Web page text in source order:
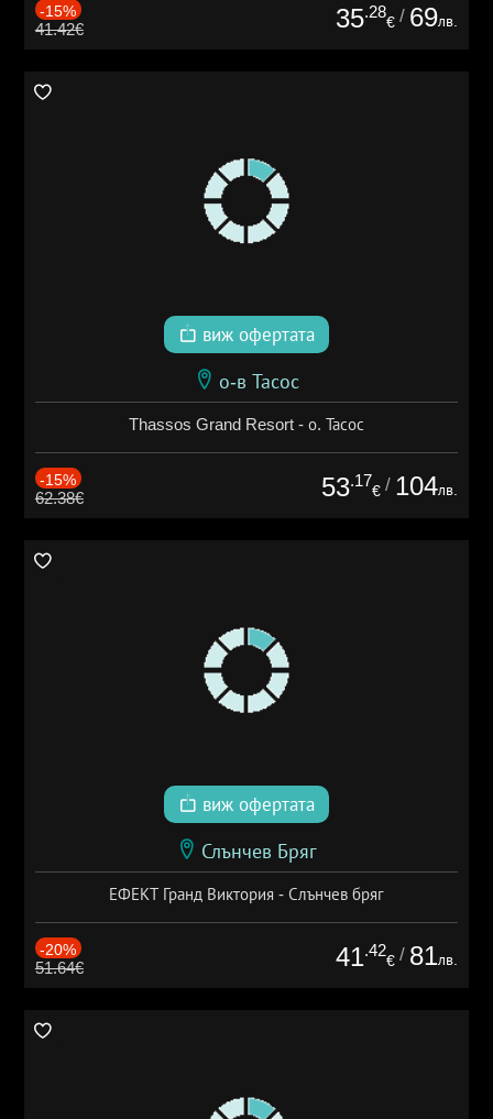
-15%
41.42€ 35.28
€ / 69лв.
виж офертата
о-в Тасос
Thassos Grand Resort - о. Тасос
-15%
62.38€ 53.17
€ / 104лв.
виж офертата
Слънчев Бряг
ЕФЕКТ Гранд Виктория - Слънчев бряг
-20%
51.64€ 41.42
€ / 81лв.